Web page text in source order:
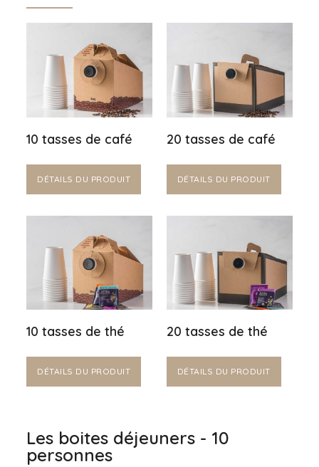
10 tasses de café
DÉTAILS DU PRODUIT
20 tasses de café
DÉTAILS DU PRODUIT
10 tasses de thé
DÉTAILS DU PRODUIT
20 tasses de thé
DÉTAILS DU PRODUIT
Les boites déjeuners - 10
personnes